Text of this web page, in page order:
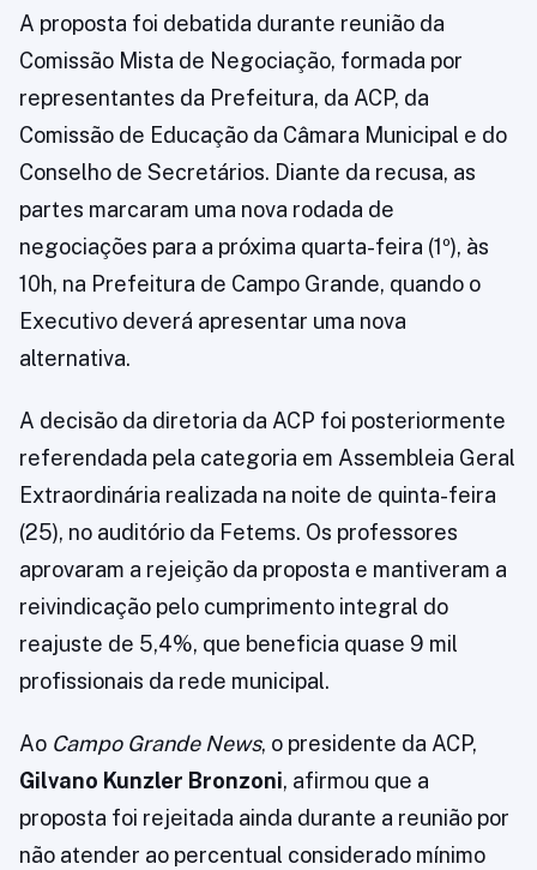
A proposta foi debatida durante reunião da
Comissão Mista de Negociação, formada por
representantes da Prefeitura, da ACP, da
Comissão de Educação da Câmara Municipal e do
Conselho de Secretários. Diante da recusa, as
partes marcaram uma nova rodada de
negociações para a próxima quarta-feira (1º), às
10h, na Prefeitura de Campo Grande, quando o
Executivo deverá apresentar uma nova
alternativa.
A decisão da diretoria da ACP foi posteriormente
referendada pela categoria em Assembleia Geral
Extraordinária realizada na noite de quinta-feira
(25), no auditório da Fetems. Os professores
aprovaram a rejeição da proposta e mantiveram a
reivindicação pelo cumprimento integral do
reajuste de 5,4%, que beneficia quase 9 mil
profissionais da rede municipal.
Ao Campo Grande News, o presidente da ACP,
Gilvano Kunzler Bronzoni, afirmou que a
proposta foi rejeitada ainda durante a reunião por
não atender ao percentual considerado mínimo